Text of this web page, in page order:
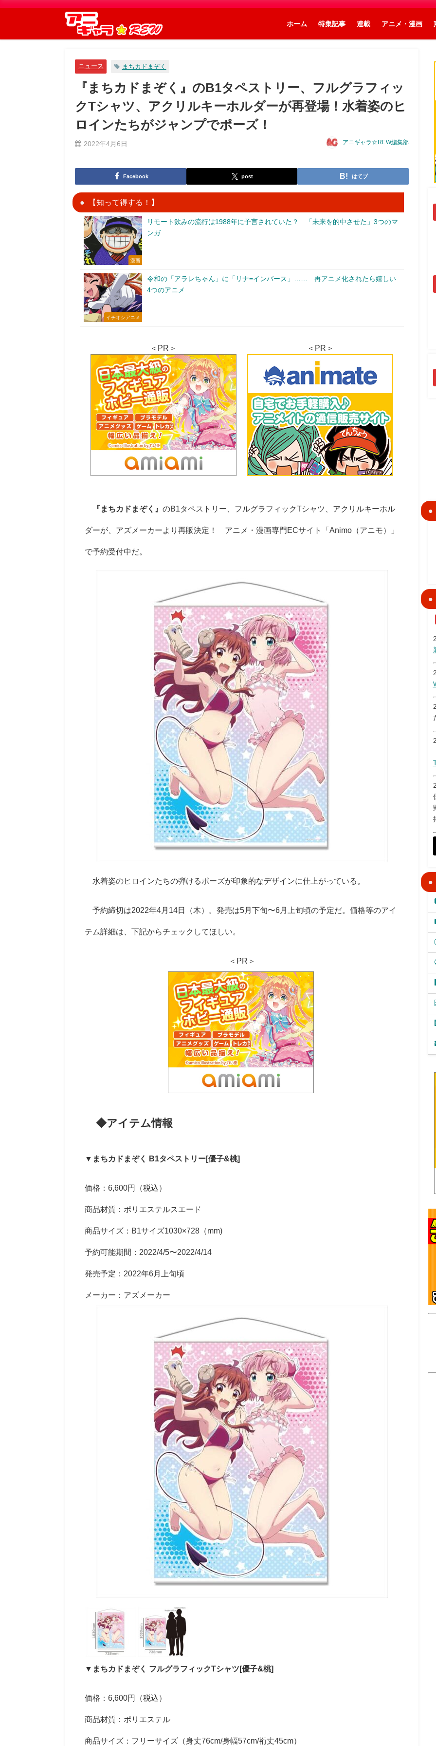
ホーム 特集記事 連載 アニメ・漫画
ニュース まちカドまぞく
『まちカドまぞく』のB1タペストリー、フルグラフィッ
クTシャツ、アクリルキーホルダーが再登場！水着姿のヒ
ロインたちがジャンプでポーズ！
2022年4月6日 アニギャラ☆REW編集部
Facebook post はてブ
【知って得する！】
漫画
リモート飲みの流行は1988年に予言されていた？ 「未来を的中させた」3つのマ
ンガ
イチオシアニメ
令和の「アラレちゃん」に「リナ=インバース」…… 再アニメ化されたら嬉しい
4つのアニメ
＜PR＞ ＜PR＞
『まちカドまぞく』のB1タペストリー、フルグラフィックTシャツ、アクリルキーホル
ダーが、アズメーカーより再販決定！ アニメ・漫画専門ECサイト「Animo（アニモ）」
で予約受付中だ。
水着姿のヒロインたちの弾けるポーズが印象的なデザインに仕上がっている。
予約締切は2022年4月14日（木）。発売は5月下旬〜6月上旬頃の予定だ。価格等のアイ
テム詳細は、下記からチェックしてほしい。
＜PR＞
◆アイテム情報
▼まちカドまぞく B1タペストリー[優子&桃]
価格：6,600円（税込）
商品材質：ポリエステルスエード
商品サイズ：B1サイズ1030×728（mm)
予約可能期間：2022/4/5〜2022/4/14
発売予定：2022年6月上旬頃
メーカー：アズメーカー
▼ まちカドまぞく フルグラフィックTシャツ[優子&桃]
価格：6,600円（税込）
商品材質：ポリエステル
商品サイズ：フリーサイズ（身丈76cm/身幅57cm/裄丈45cm）